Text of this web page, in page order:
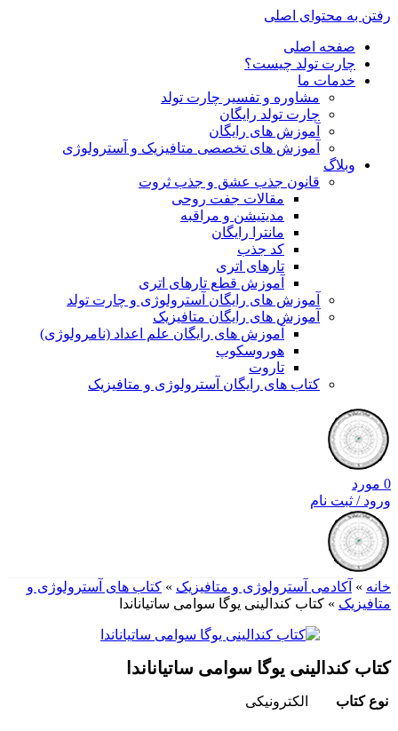
رفتن به محتوای اصلی
صفحه اصلی
چارت تولد چیست؟
خدمات ما
مشاوره و تفسیر چارت تولد
چارت تولد رایگان
آموزش های رایگان
آموزش های تخصصی متافیزیک و آسترولوژی
وبلاگ
قانون جذب عشق و جذب ثروت
مقالات جفت روحی
مدیتیشن و مراقبه
مانترا رایگان
کد جذب
تارهای اتری
آموزش قطع تارهای اتری
آموزش های رایگان آسترولوژی و چارت تولد
آموزش های رایگان متافیزیک
آموزش های رایگان علم اعداد (نامرولوژی)
هوروسکوپ
تاروت
کتاب های رایگان آسترولوژی و متافیزیک
0 مورد
ورود / ثبت نام
خانه » آکادمی آسترولوژی و متافیزیک » کتاب های آسترولوژی و
متافیزیک » کتاب کندالینی یوگا سوامی ساتیاناندا
کتاب کندالینی یوگا سوامی ساتیاناندا
نوع کتاب الکترونیکی